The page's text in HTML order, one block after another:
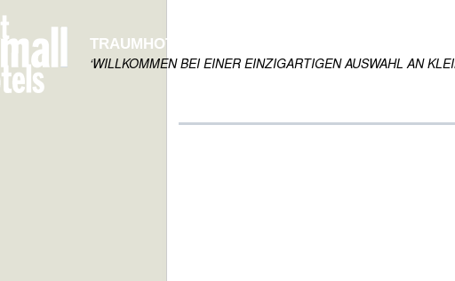
TRAUMHOTELS WELTWEIT
‘WILLKOMMEN BEI EINER EINZIGARTIGEN AUSWAHL AN